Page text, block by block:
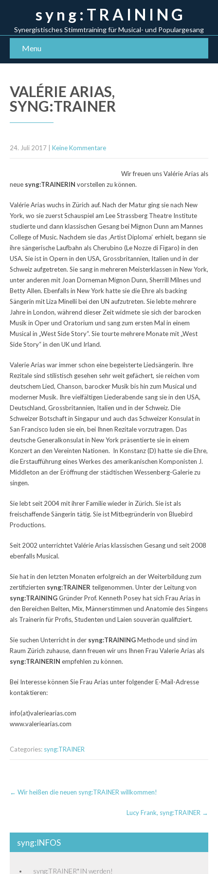
s y n g : T R A I N I N G
Synergistisches Stimmtraining für Musical- und Populargesang
Menu
VALÉRIE ARIAS,
SYNG:TRAINER
24. Juli 2017 Keine Kommentare
Wir freuen uns Valérie Arias als
neue syng:TRAINERIN vorstellen zu können.
Valérie Arias wuchs in Zürich auf. Nach der Matur ging sie nach New
York, wo sie zuerst Schauspiel am Lee Strassberg Theatre Institute
studierte und dann klassischen Gesang bei Mignon Dunn am Mannes
College of Music. Nachdem sie das ‚Artist Diploma‘ erhielt, begann sie
ihre sängerische Laufbahn als Cherubino (Le Nozze di Figaro) in den
USA. Sie ist in Opern in den USA, Grossbritannien, Italien und in der
Schweiz aufgetreten. Sie sang in mehreren Meisterklassen in New York,
unter anderen mit Joan Dorneman Mignon Dunn, Sherrill Milnes und
Betty Allen. Ebenfalls in New York hatte sie die Ehre als backing
Sängerin mit Liza Minelli bei den UN aufzutreten. Sie lebte mehrere
Jahre in London, während dieser Zeit widmete sie sich der barocken
Musik in Oper und Oratorium und sang zum ersten Mal in einem
Musical in „West Side Story“. Sie tourte mehrere Monate mit „West
Side Story“ in den UK und Irland.
Valerie Arias war immer schon eine begeisterte Liedsängerin. Ihre
Rezitale sind stilistisch gesehen sehr weit gefächert, sie reichen vom
deutschem Lied, Chanson, barocker Musik bis hin zum Musical und
moderner Musik. Ihre vielfältigen Liederabende sang sie in den USA,
Deutschland, Grossbritannien, Italien und in der Schweiz. Die
Schweizer Botschaft in Singapur und auch das Schweizer Konsulat in
San Francisco luden sie ein, bei Ihnen Rezitale vorzutragen. Das
deutsche Generalkonsulat in New York präsentierte sie in einem
Konzert an den Vereinten Nationen. In Konstanz (D) hatte sie die Ehre,
die Erstaufführung eines Werkes des amerikanischen Komponisten J.
Middleton an der Eröffnung der städtischen Wessenberg-Galerie zu
singen.
Sie lebt seit 2004 mit ihrer Familie wieder in Zürich. Sie ist als
freischaffende Sängerin tätig. Sie ist Mitbegründerin von Bluebird
Productions.
Seit 2002 unterrichtet Valérie Arias klassischen Gesang und seit 2008
ebenfalls Musical.
Sie hat in den letzten Monaten erfolgreich an der Weiterbildung zum
zertifizierten syng:TRAINER teilgenommen. Unter der Leitung von
syng:TRAININGGründer Prof. Kenneth Posey hat sich Frau Arias in
den Bereichen Belten, Mix, Männerstimmen und Anatomie des Singens
als Trainerin für Profis, Studenten und Laien souverän qualifiziert.
Sie suchen Unterricht in der syng:TRAININGMethode und sind im
Raum Zürich zuhause, dann freuen wir uns Ihnen Frau Valerie Arias als
syng:TRAINERIN empfehlen zu können.
Bei Interesse können Sie Frau Arias unter folgender E-Mail-Adresse
kontaktieren:
info(at)valeriearias.com
www.valeriearias.com
Categories: syng:TRAINER
Post
navigation
← Wir heißen die neuen syng:TRAINER willkommen!
Lucy Frank, syng:TRAINER →
syng:INFOS
syng:TRAINER*IN werden!